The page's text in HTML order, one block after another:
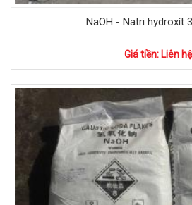
NaOH - Natri hydroxít
Giá tiền: Liên hệ